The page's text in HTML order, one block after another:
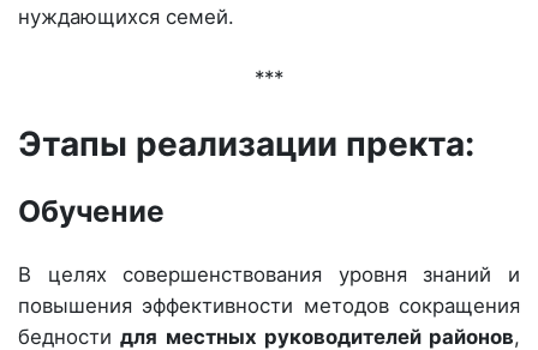
нуждающихся семей.
***
Этапы реализации пректа:
Обучение
В целях совершенствования уровня знаний и
повышения эффективности методов сокращения
бедностидля местных руководителей районов,